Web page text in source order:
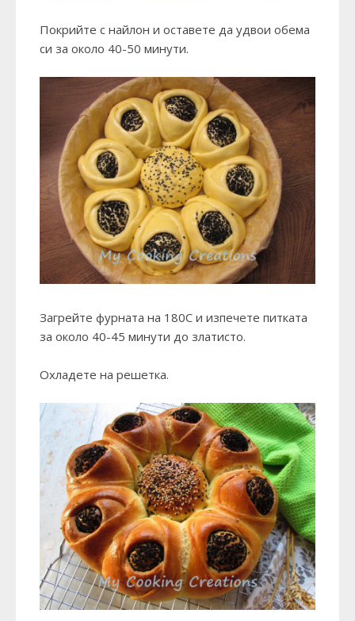
Покрийте с найлон и оставете да удвои обема
си за около 40-50 минути.
Загрейте фурната на 180С и изпечете питката
за около 40-45 минути до златисто.
Охладете на решетка.